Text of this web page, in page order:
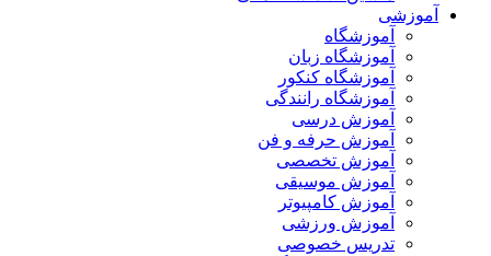
آموزشی
آموزشگاه
آموزشگاه زبان
آموزشگاه کنکور
آموزشگاه رانندگی
آموزش درسی
آموزش حرفه و فن
آموزش تخصصی
آموزش موسیقی
آموزش کامپیوتر
آموزش ورزشی
تدریس خصوصی